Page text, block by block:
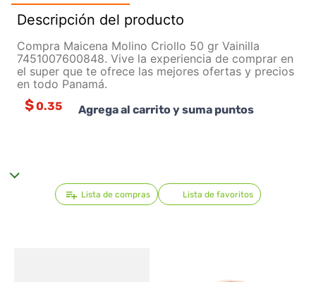
Descripción del producto
Compra Maicena Molino Criollo 50 gr Vainilla
7451007600848. Vive la experiencia de comprar en
el super que te ofrece las mejores ofertas y precios
en todo Panamá.
$0.35 Agrega al carrito y suma puntos
Lista de compras Lista de favoritos